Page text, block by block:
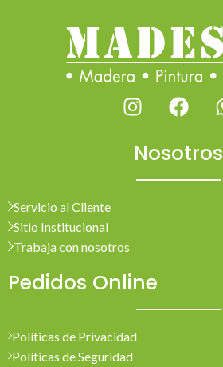
Nosotros
Servicio al Cliente
Sitio Institucional
Trabaja con nosotros
Pedidos Online
Políticas de Privacidad
Políticas de Seguridad